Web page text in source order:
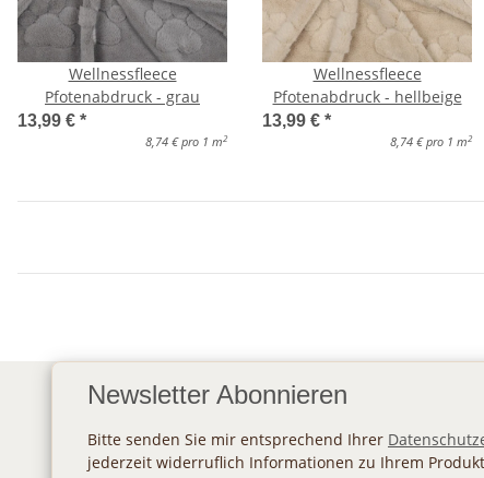
Wellnessfleece
Pfotenabdruck - grau
13,99 € *
8,74 € pro 1 m2
Wellnessfleece
Pfotenabdruck - hellbeige
13,99 € *
8,74 € pro 1 m2
Newsletter Abonnieren
Bitte senden Sie mir entsprechend Ihrer
jederzeit widerruflich Informationen zu Ihrem